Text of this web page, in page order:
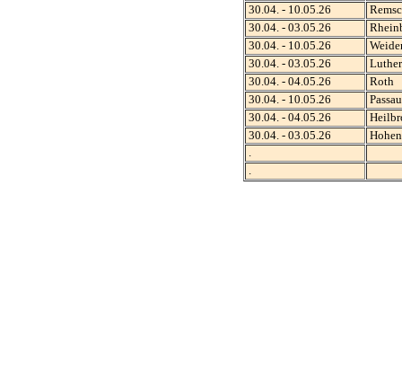
30.04. - 10.05.26
30.04. - 03.05.26
30.04. - 10.05.26
30.04. - 03.05.26
30.04. - 04.05.26
Roth
30.04. - 10.05.26
Passau
30.04. - 04.05.26
30.04. - 03.05.26
.
.